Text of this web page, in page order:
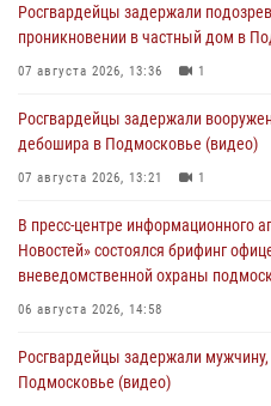
Росгвардейцы задержали
проникновении в частный дом в
07 августа 2026, 13:36 1
Росгвардейцы задержали
дебошира в Подмосковье (видео)
07 августа 2026, 13:21 1
В пресс-центре информационного
Новостей» состоялся брифинг
вневедомственной охраны
06 августа 2026, 14:58
Росгвардейцы задержали
Подмосковье (видео)